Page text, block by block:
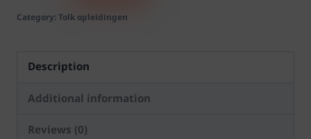
Category:Tolk opleidingen
Description
Additional information
Reviews (0)